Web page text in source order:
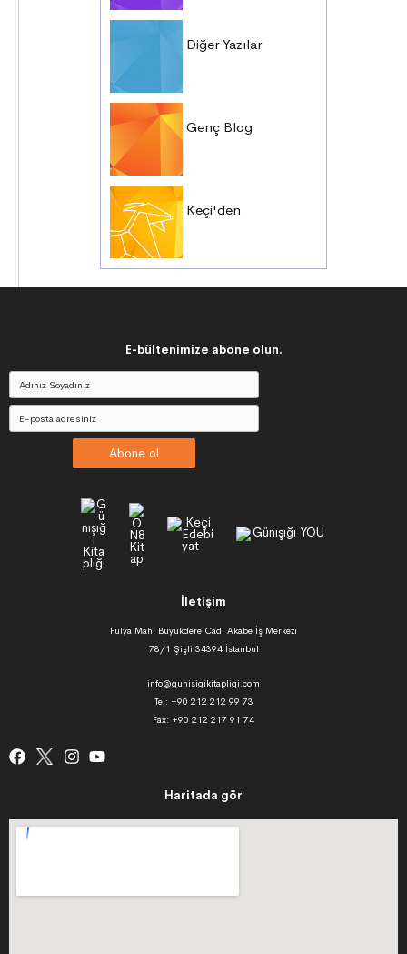
Diğer Yazılar
Genç Blog
Keçi'den
E-bültenimize abone olun.
Abone ol
İletişim
Fulya Mah. Büyükdere Cad. Akabe İş Merkezi
78/1 Şişli 34394 İstanbul
info@gunisigikitapligi.com
Tel: +90 212 212 99 73
Fax: +90 212 217 91 74
Haritada gör